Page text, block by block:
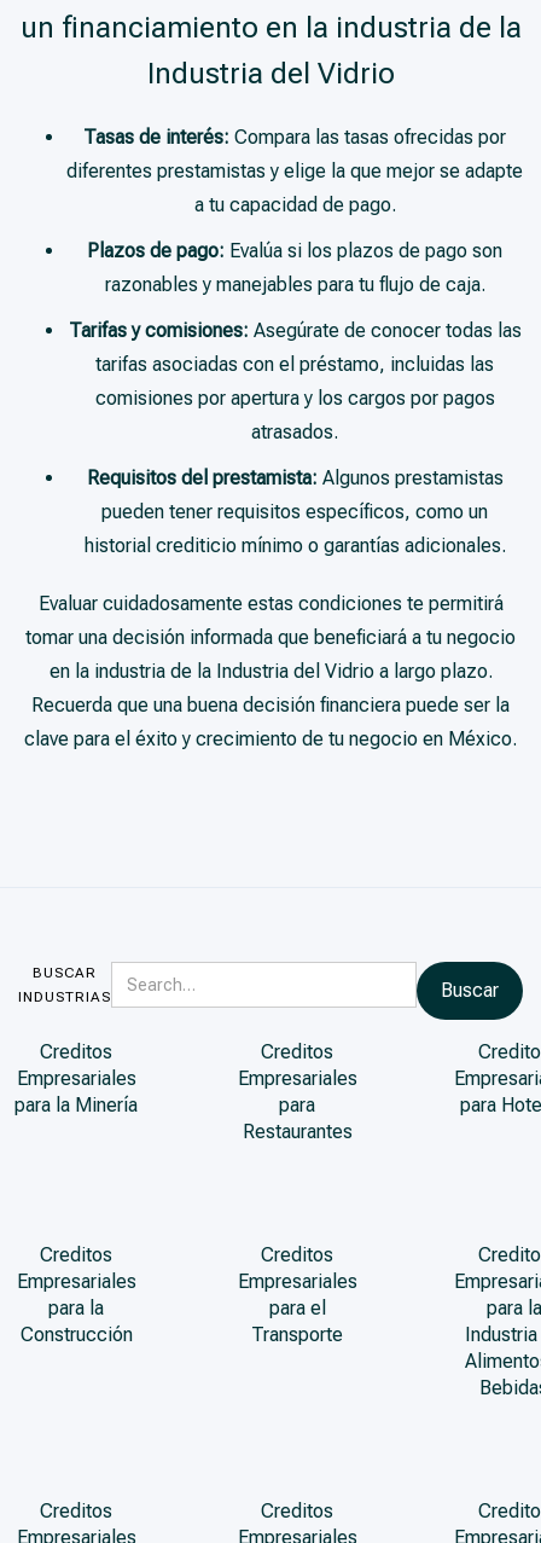
un financiamiento en la industria de la
Industria del Vidrio
Tasas de interés: Compara las tasas ofrecidas por
diferentes prestamistas y elige la que mejor se adapte
a tu capacidad de pago.
Plazos de pago: Evalúa si los plazos de pago son
razonables y manejables para tu flujo de caja.
Tarifas y comisiones: Asegúrate de conocer todas las
tarifas asociadas con el préstamo, incluidas las
comisiones por apertura y los cargos por pagos
atrasados.
Requisitos del prestamista: Algunos prestamistas
pueden tener requisitos específicos, como un
historial crediticio mínimo o garantías adicionales.
Evaluar cuidadosamente estas condiciones te permitirá
tomar una decisión informada que beneficiará a tu negocio
en la industria de la Industria del Vidrio a largo plazo.
Recuerda que una buena decisión financiera puede ser la
clave para el éxito y crecimiento de tu negocio en México.
BUSCAR
INDUSTRIAS
Creditos
Empresariales
para la Minería
Creditos
Empresariales
para
Restaurantes
para
Creditos
Empresariales
para la
Construcción
Creditos
Empresariales
para el
Transporte
para la
Creditos
Empresariales
Creditos
Empresariales